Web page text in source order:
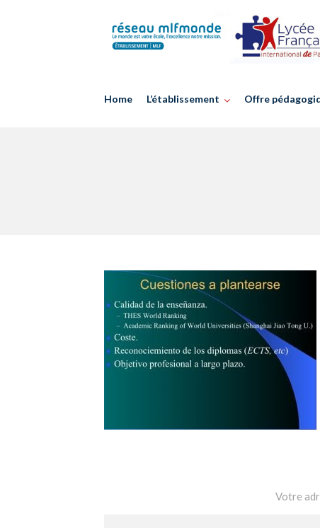
Home L’établissement Offre
Votre